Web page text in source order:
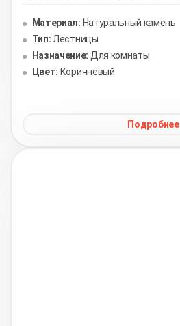
Материал: Натуральный камень
Тип:Лестницы
Назначение: Для комнаты
Цвет: Коричневый
Подробнее